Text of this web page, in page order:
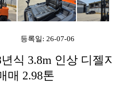
등록일: 26-07-06
식 3.8m 인상 디젤
매 2.98톤